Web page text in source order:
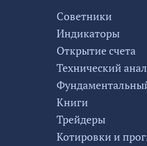
Советники
Индикаторы
Открытие счета
Технический
Книги
Трейдеры
Котировки и